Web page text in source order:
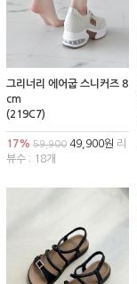
그리너리 에어굽 스니커즈 8
cm
(219C7)
17% 59,900 49,900원 리
뷰수 : 18개